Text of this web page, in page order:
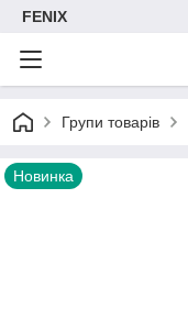
FENIX
Групи товарів
Новинка